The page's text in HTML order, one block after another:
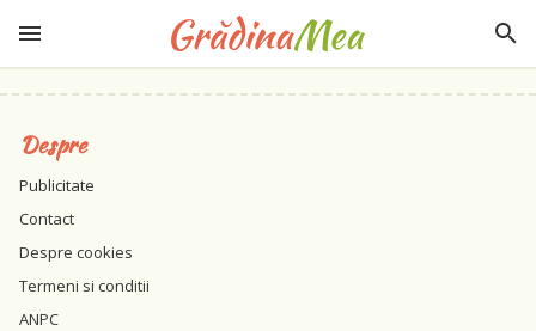
Despre
Publicitate
Contact
Despre cookies
Termeni si conditii
ANPC